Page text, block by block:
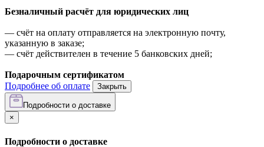
Безналичный расчёт для юридических лиц
— счёт на оплату отправляется на электронную почту,
указанную в заказе;
— счёт действителен в течение 5 банковских дней;
Подарочным сертификатом
Подробнее об оплате
Закрыть
Подробности о доставке
×
Подробности о доставке